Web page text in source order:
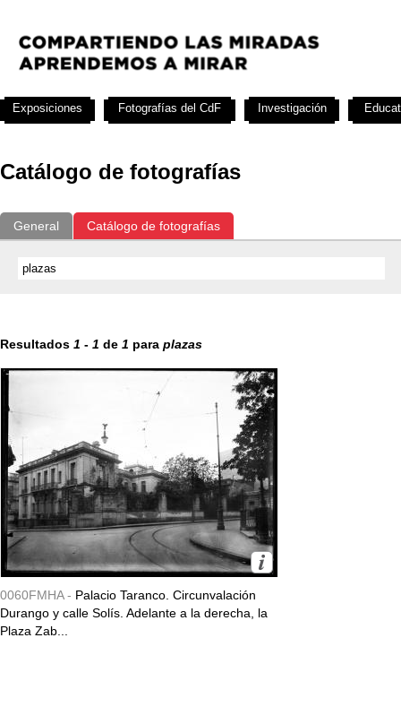
Catálogo de fotografías
General Catálogo de fotografías
Resultados 1 - 1 de 1 para plazas
0060FMHA - Palacio Taranco. Circunvalación
Durango y calle Solís. Adelante a la derecha, la
Plaza Zab...
Exposiciones Fotografías del CdF Investigación